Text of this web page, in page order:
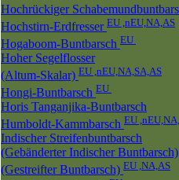
Hochrückiger
Hochstirn-Erdfresser EU ,nEU,NA,AS
Hogaboom-Buntbarsch EU
Hoher Segelflosser
(Altum-Skalar) EU ,nEU,NA,SA,AS
Hongi-Buntbarsch EU
Horis Tanganjika-Buntbarsch
Humboldt-Kammbarsch EU
Indischer Streifenbuntbarsch
(Gebänderter Indischer Buntbarsch)
(Gestreifter Buntbarsch) EU ,NA,AS